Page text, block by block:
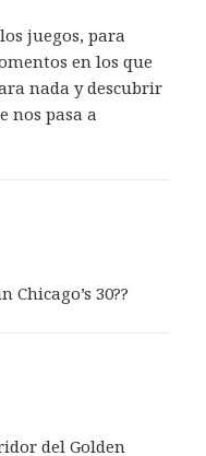
juegos, para
en los que
nada y descubrir
nos pasa a
30??
del Golden